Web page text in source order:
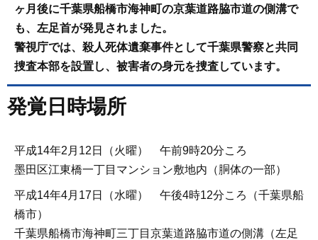
ヶ月後に千葉県船橋市海神町の京葉道路脇市道の側溝で
も、左足首が発見されました。
警視庁では、殺人死体遺棄事件として千葉県警察と共同
捜査本部を設置し、被害者の身元を捜査しています。
発覚日時場所
平成14年2月12日（火曜） 午前9時20分ころ
墨田区江東橋一丁目マンション敷地内（胴体の一部）
平成14年4月17日（水曜） 午後4時12分ころ（千葉県船
橋市）
千葉県船橋市海神町三丁目京葉道路脇市道の側溝（左足